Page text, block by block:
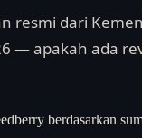
resmi dari
— apakah ada
berdasarkan